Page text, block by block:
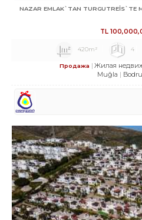
NAZAR EMLAK`TAN TURGUTREİS`TE
TL
420m² 4
Продажа Жилая
Muğla